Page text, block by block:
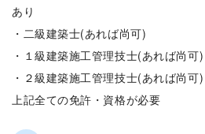
あり
・二級建築士(あれば尚可)
・１級建築施工管理技士(あれば尚可)
・２級建築施工管理技士(あれば尚可)
上記全ての免許・資格が必要